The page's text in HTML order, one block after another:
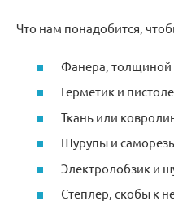
Что нам понадобится,
Фанера,
Герметик и
Ткань или
Шурупы и
Электролобзик и
Степлер, скобы к